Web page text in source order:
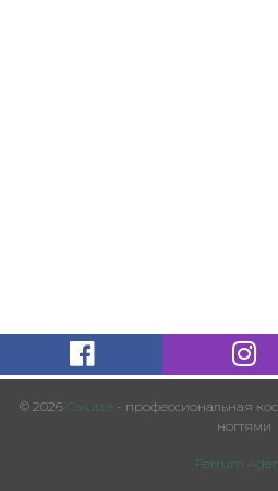
© 2026 Calutte - профессиональная
ногтями
Ferrum